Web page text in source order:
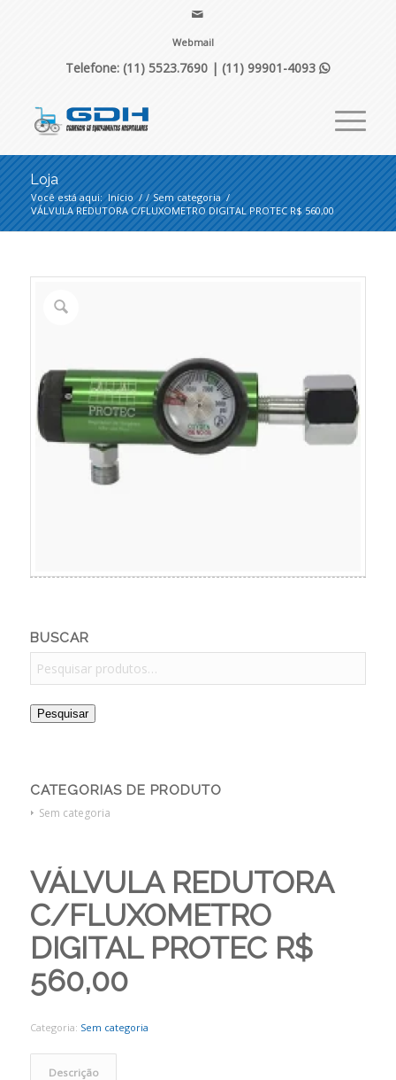
Webmail
Telefone: (11) 5523.7690 |(11) 99901-4093
Loja
Você está aqui: Início / / Sem categoria /
VÁLVULA REDUTORA C/FLUXOMETRO DIGITAL PROTEC R$ 560,00
BUSCAR
Pesquisar
CATEGORIAS DE PRODUTO
Sem categoria
VÁLVULA REDUTORA
C/FLUXOMETRO
DIGITAL PROTEC R$
560,00
Categoria: Sem categoria
Descrição